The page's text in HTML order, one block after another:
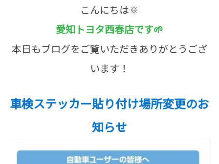
こんにちは🌞
愛知トヨタ西春店です🌱
本日もブログをご覧いただきありがとうござ
います！
車検ステッカー貼り付け場所変更のお
知らせ